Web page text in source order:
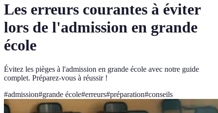
Les erreurs courantes à éviter
lors de l'admission en grande
école
Évitez les pièges à l'admission en grande école avec notre guide
complet. Préparez-vous à réussir !
#admission#grande école#erreurs#préparation#conseils